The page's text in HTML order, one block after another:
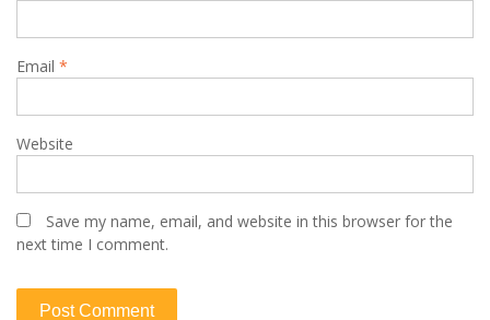
Email *
Website
Save my name, email, and website in this browser for the
next time I comment.